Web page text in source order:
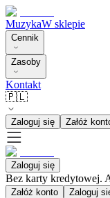
MuzykaW sklepie
Cennik
Zasoby
Kontakt
🇵🇱
Zaloguj się Załóż
Zaloguj się
Bez karty kredytowej.
Załóż konto Zaloguj